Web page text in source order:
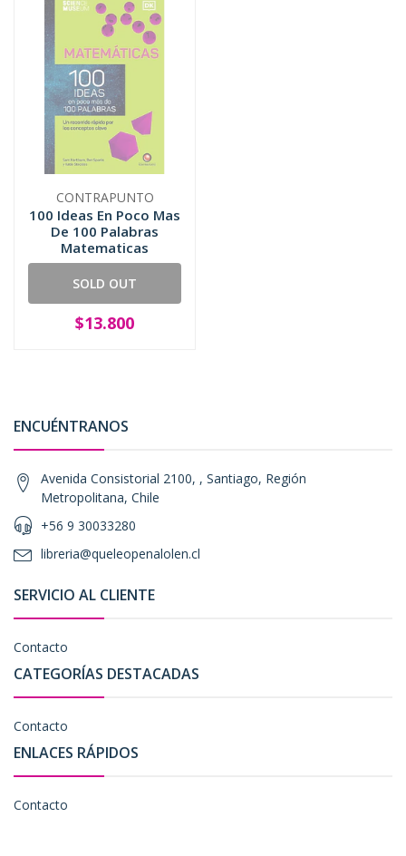
CONTRAPUNTO
100 Ideas En Poco Mas
De 100 Palabras
Matematicas
SOLD OUT
$13.800
ENCUÉNTRANOS
Avenida Consistorial 2100, , Santiago, Región
Metropolitana, Chile
+56 9 30033280
libreria@queleopenalolen.cl
SERVICIO AL CLIENTE
Contacto
CATEGORÍAS DESTACADAS
Contacto
ENLACES RÁPIDOS
Contacto